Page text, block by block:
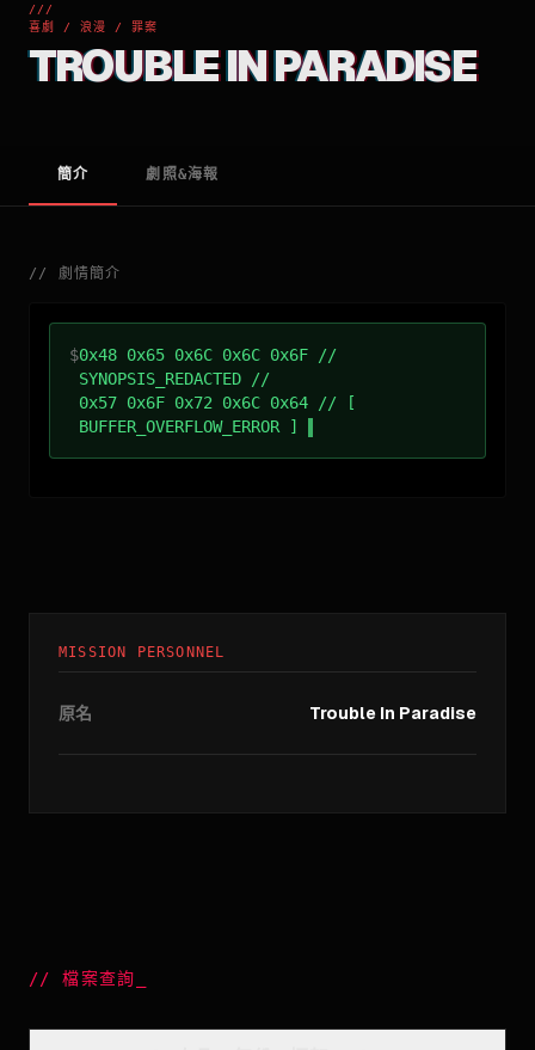
///
喜劇 / 浪漫 / 罪案
TROUBLE IN PARADISE
簡介 劇照&海報
// 劇情簡介
$0x48 0x65 0x6C 0x6C 0x6F //
SYNOPSIS_REDACTED //
0x57 0x6F 0x72 0x6C 0x64 // [
BUFFER_OVERFLOW_ERROR ]
MISSION PERSONNEL
原名 Trouble In Paradise
//檔案查詢